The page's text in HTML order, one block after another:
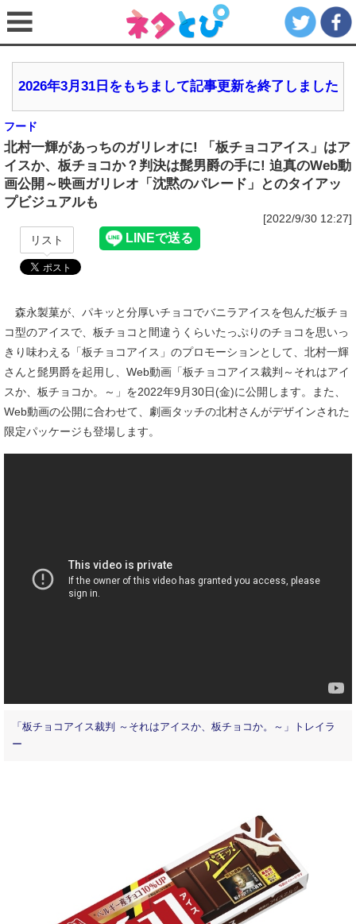
2026年3月31日をもちまして記事更新を終了しました
フード
北村一輝があっちのガリレオに! 「板チョコアイス」はア
イスか、板チョコか？判決は髭男爵の手に! 迫真のWeb動
画公開～映画ガリレオ「沈黙のパレード」とのタイアッ
プビジュアルも
[2022/9/30 12:27]
リスト
森永製菓が、パキッと分厚いチョコでバニラアイスを包んだ板チョ
コ型のアイスで、板チョコと間違うくらいたっぷりのチョコを思いっ
きり味わえる「板チョコアイス」のプロモーションとして、北村一輝
さんと髭男爵を起用し、Web動画「板チョコアイス裁判～それはアイ
スか、板チョコか。～」を2022年9月30日(金)に公開します。また、
Web動画の公開に合わせて、劇画タッチの北村さんがデザインされた
限定パッケージも登場します。
「板チョコアイス裁判 ～それはアイスか、板チョコか。～」トレイラ
ー